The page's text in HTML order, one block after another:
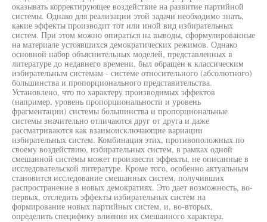
оказывать корректирующее воздействие на развитие партийной
системы. Однако для реализации этой задачи необходимо знать,
какие эффекты производит тот или иной вид избирательных
систем. При этом можно опираться на выводы, сформулированные
на материале устоявшихся демократических режимов. Однако
основной набор объяснительных моделей, представленных в
литературе до недавнего времени, был обращен к классическим
избирательным системам - системе относительного (абсолютного)
большинства и пропорционального представительства.
Установлено, что по характеру производимых эффектов
(например, уровень пропорциональности и уровень
фрагментации) системы большинства и пропорциональные
системы значительно отличаются друг от друга и даже
рассматриваются как взаимоисключающие вариации
избирательных систем. Комбинация этих, противоположных по
своему воздействию, избирательных систем, в рамках одной
смешанной системы может произвести эффекты, не описанные в
исследовательской литературе. Кроме того, особенно актуальным
становится исследование смешанных систем, получивших
распространение в новых демократиях. Это дает возможность, во-
первых, отследить эффекты избирательных систем на
формирование новых партийных систем, и, во-вторых,
определить специфику влияния их смешанного характера.